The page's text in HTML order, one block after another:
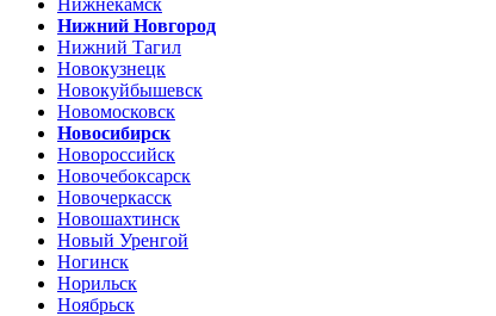
Нижнекамск
Нижний Новгород
Нижний Тагил
Новокузнецк
Новокуйбышевск
Новомосковск
Новосибирск
Новороссийск
Новочебоксарск
Новочеркасск
Новошахтинск
Новый Уренгой
Ногинск
Норильск
Ноябрьск